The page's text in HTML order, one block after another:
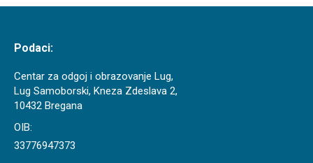
Podaci:
Centar za odgoj i obrazovanje Lug,
Lug Samoborski, Kneza Zdeslava 2,
10432 Bregana
OIB:
33776947373